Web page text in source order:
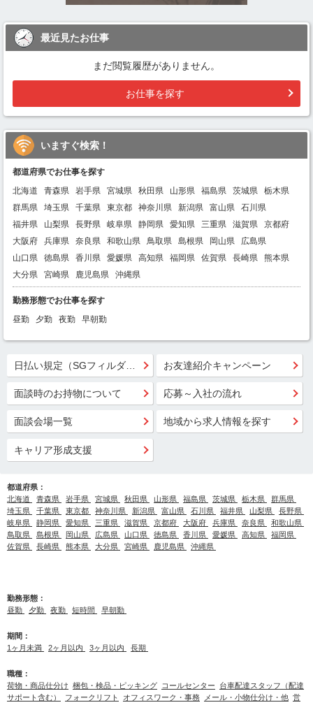
最近見たお仕事
まだ閲覧履歴がありません。
お仕事を探す
いますぐ検索！
都道府県でお仕事を探す
北海道
青森県 岩手県 宮城県 秋田県 山形県 福島県 茨城県
栃木県
群馬県
埼玉県 千葉県 東京都 神奈川県 新潟県 富山県
石川県
福井県
山梨県 長野県 岐阜県 静岡県 愛知県 三重県 滋賀県
京都府
大阪府
兵庫県 奈良県 和歌山県 鳥取県 島根県 岡山県
広島県
山口県
徳島県 香川県 愛媛県 高知県 福岡県 佐賀県 長崎県
熊本県
大分県
宮崎県 鹿児島県 沖縄県
勤務形態でお仕事を探す
昼勤
夕勤 夜勤 早朝勤
お友達紹介キャンペーン
面談時のお持物について 応募～入社の流れ
面談会場一覧 地域から求人情報を探す
キャリア形成支援
都道府県：
北海道
青森県 岩手県 宮城県 秋田県 山形県 福島県 茨城県 栃木県
群馬県
埼玉県
千葉県 東京都 神奈川県 新潟県 富山県 石川県 福井県 山梨県
長野県
岐阜県
静岡県 愛知県 三重県 滋賀県 京都府 大阪府 兵庫県 奈良県
和歌山県
鳥取県
島根県 岡山県 広島県 山口県 徳島県 香川県 愛媛県 高知県
福岡県
佐賀県
長崎県 熊本県 大分県 宮崎県 鹿児島県 沖縄県
勤務形態：
昼勤
夕勤 夜勤 短時間 早朝勤
期間：
1ヶ月未満
2ヶ月以内 3ヶ月以内 長期
職種：
荷物・商品仕分け 梱包・検品・ピッキング コールセンター
台車配達スタッフ（配達
サポート含む）
フォークリフト オフィスワーク・事務 メール・小物仕分け・他 営